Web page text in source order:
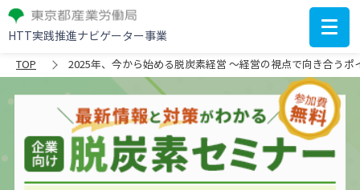
TOP 2025年、今から始める脱炭素経営 ～経営の視点で向き合うポ
HTT実践推進ナビゲーター事業